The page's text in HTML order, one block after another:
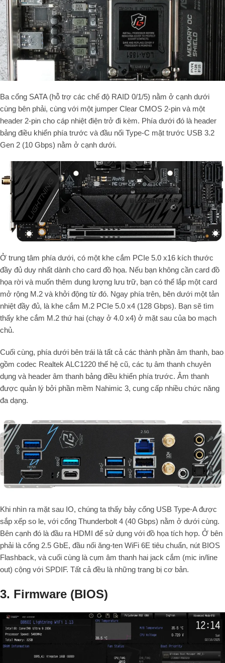
Ba cổng SATA (hỗ trợ các chế độ RAID 0/1/5) nằm ở cạnh dưới
cùng bên phải, cùng với một jumper Clear CMOS 2-pin và một
header 2-pin cho cáp nhiệt điện trở đi kèm. Phía dưới đó là header
bảng điều khiển phía trước và đầu nối Type-C mặt trước USB 3.2
Gen 2 (10 Gbps) nằm ở cạnh dưới.
Ở trung tâm phía dưới, có một khe cắm PCIe 5.0 x16 kích thước
đầy đủ duy nhất dành cho card đồ họa. Nếu bạn không cần card đồ
họa rời và muốn thêm dung lượng lưu trữ, bạn có thể lắp một card
mở rộng M.2 và khởi động từ đó. Ngay phía trên, bên dưới một tản
nhiệt đầy đủ, là khe cắm M.2 PCIe 5.0 x4 (128 Gbps). Bạn sẽ tìm
thấy khe cắm M.2 thứ hai (chạy ở 4.0 x4) ở mặt sau của bo mạch
chủ.
Cuối cùng, phía dưới bên trái là tất cả các thành phần âm thanh, bao
gồm codec Realtek ALC1220 thế hệ cũ, các tụ âm thanh chuyên
dụng và header âm thanh bảng điều khiển phía trước. Âm thanh
được quản lý bởi phần mềm Nahimic 3, cung cấp nhiều chức năng
đa dạng.
Khi nhìn ra mặt sau IO, chúng ta thấy bảy cổng USB Type-A được
sắp xếp so le, với cổng Thunderbolt 4 (40 Gbps) nằm ở dưới cùng.
Bên cạnh đó là đầu ra HDMI để sử dụng với đồ họa tích hợp. Ở bên
phải là cổng 2.5 GbE, đầu nối ăng-ten WiFi 6E tiêu chuẩn, nút BIOS
Flashback, và cuối cùng là cụm âm thanh hai jack cắm (mic in/line
out) cộng với SPDIF. Tất cả đều là những trang bị cơ bản.
3. Firmware (BIOS)